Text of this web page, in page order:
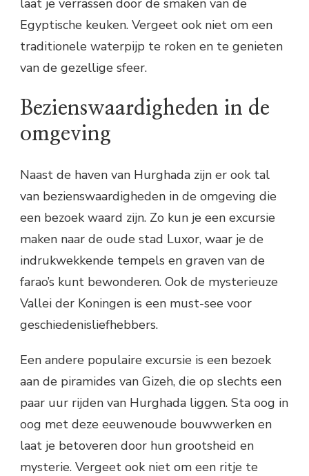
laat je verrassen door de smaken van de
Egyptische keuken. Vergeet ook niet om een
traditionele waterpijp te roken en te genieten
van de gezellige sfeer.
Bezienswaardigheden in de
omgeving
Naast de haven van Hurghada zijn er ook tal
van bezienswaardigheden in de omgeving die
een bezoek waard zijn. Zo kun je een excursie
maken naar de oude stad Luxor, waar je de
indrukwekkende tempels en graven van de
farao’s kunt bewonderen. Ook de mysterieuze
Vallei der Koningen is een must-see voor
geschiedenisliefhebbers.
Een andere populaire excursie is een bezoek
aan de piramides van Gizeh, die op slechts een
paar uur rijden van Hurghada liggen. Sta oog in
oog met deze eeuwenoude bouwwerken en
laat je betoveren door hun grootsheid en
mysterie. Vergeet ook niet om een ritje te